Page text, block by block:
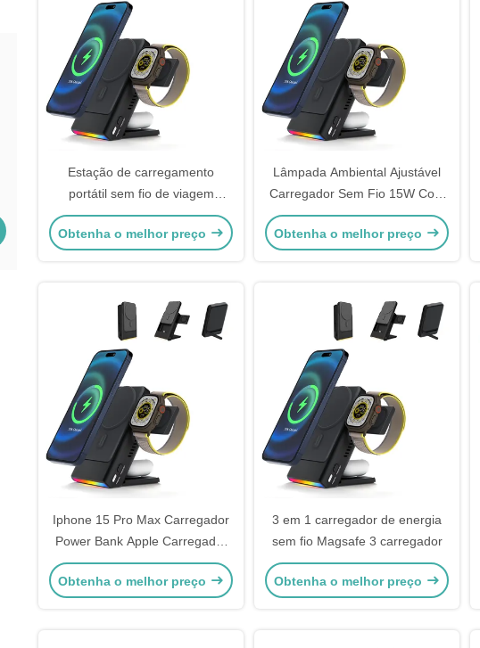
Estação de carregamento
portátil sem fio de viagem
Power Bank 3 em 1 carregador
sem fio
Obtenha o melhor preço
Lâmpada Ambiental Ajustável
Carregador Sem Fio 15W Com
Power Bank Para Viagens
Obtenha o melhor preço
Iphone 15 Pro Max Carregador
Power Bank Apple Carregador
magnético
Obtenha o melhor preço
3 em 1 carregador de energia
sem fio Magsafe 3 carregador
Obtenha o melhor preço